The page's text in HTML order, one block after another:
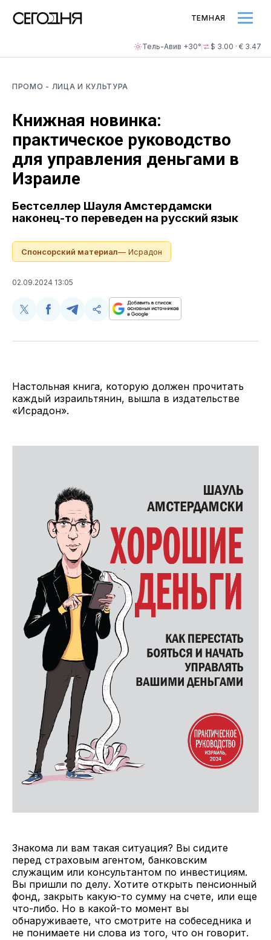
Тель-Авив +30° $ 3.00 · € 3.47
ТЕМНАЯ
ПРОМО - ЛИЦА И КУЛЬТУРА
Книжная новинка:
практическое руководство
для управления деньгами в
Израиле
Бестселлер Шауля Амстердамски
наконец-то переведен на русский язык
Спонсорский материал— Исрадон
02.09.2024 13:05
Поделиться
Twitter
Поделиться
Facebook
Поделиться
Telegram
Скопируйте
поделитесь
Настольная книга, которую должен прочитать
каждый израильтянин, вышла в издательстве
«Исрадон».
Знакома ли вам такая ситуация? Вы сидите
перед страховым агентом, банковским
служащим или консультантом по инвестициям.
Вы пришли по делу. Хотите открыть пенсионный
фонд, закрыть какую-то сумму на счете, или еще
что-либо. Но в какой-то момент вы
обнаруживаете, что смотрите на собеседника и
не понимаете ни слова из того, что он говорит.